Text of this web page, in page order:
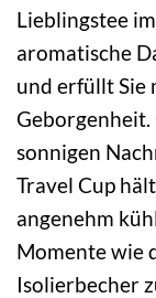
Lieblingstee
aromatische
und erfüllt Sie
Geborgenheit.
sonnigen
Travel Cup
angenehm
Momente wie
Isolierbecher